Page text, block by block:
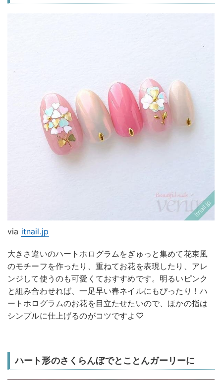
via itnail.jp
大きさ違いのハートホログラムをぎゅっと集めて花束風
のモチーフを作ったり、重ねてお花を表現したり、アレ
ンジして使うのも可愛くておすすめです。明るいピンク
と組み合わせれば、一足早い春ネイルにもぴったり！ハ
ートホログラムのお花を目立たせたいので、ほかの指は
シンプルに仕上げるのがコツですよ♡
ハート形のさくらんぼでとことんガーリーに